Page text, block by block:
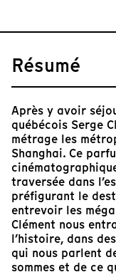
Résumé
Après y avoir
québécois Serge
métrage les
Shanghai. Ce
traversée dans
préfigurant le
entrevoir les
Clément nous
l’histoire, dans
qui nous parlent
sommes et de ce